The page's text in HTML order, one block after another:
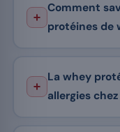
Comment
protéines de
La whey
allergies